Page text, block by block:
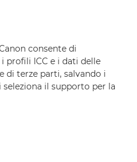
consente di
profili ICC e i dati delle
di terze parti, salvando i
il supporto per la